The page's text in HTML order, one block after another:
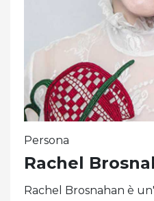
Persona
Rachel
Rachel Brosnahan è